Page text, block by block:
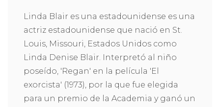
Linda Blair es una estadounidense es una
actriz estadounidense que nació en St.
Louis, Missouri, Estados Unidos como
Linda Denise Blair. Interpretó al niño
poseído, 'Regan' en la película 'El
exorcista' (1973), por la que fue elegida
para un premio de la Academia y ganó un